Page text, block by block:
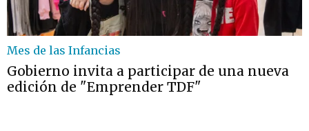
Mes de las Infancias
Gobierno invita a participar de una nueva
edición de "Emprender TDF"